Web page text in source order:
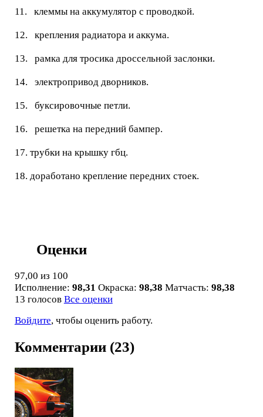
11. клеммы на аккумулятор с проводкой.
12. крепления радиатора и аккума.
13. рамка для тросика дроссельной заслонки.
14. электропривод дворников.
15. буксировочные петли.
16. решетка на передний бампер.
17. трубки на крышку гбц.
18. доработано крепление передних стоек.
Оценки
97,00 из 100
Исполнение: 98,31 Окраска: 98,38 Матчасть: 98,38
13 голосов Все оценки
Войдите, чтобы оценить работу.
Комментарии (23)